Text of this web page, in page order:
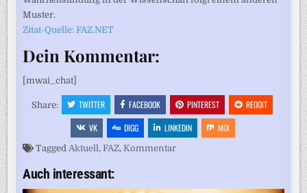
Muster.
Zitat-Quelle: FAZ.NET
Dein Kommentar:
[mwai_chat]
Share: TWITTER FACEBOOK PINTEREST
REDDIT
VK
DIGG LINKEDIN MIX
TaggedAktuell,FAZ,Kommentar
Auch interessant: